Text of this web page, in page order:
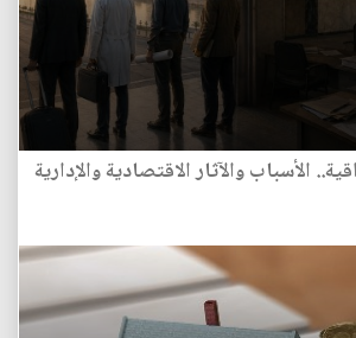
الأسباب والآثار الاقتصادية والإدارية